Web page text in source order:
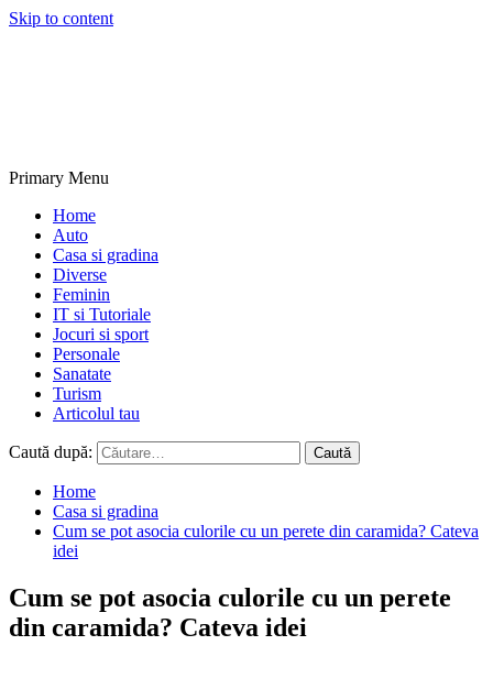
Skip to content
Primary Menu
Home
Auto
Casa si gradina
Diverse
Feminin
IT si Tutoriale
Jocuri si sport
Personale
Sanatate
Turism
Articolul tau
Caută după:
Home
Casa si gradina
Cum se pot asocia culorile cu un perete din caramida? Cateva
idei
Cum se pot asocia culorile cu un perete
din caramida? Cateva idei